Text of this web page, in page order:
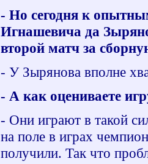
- Но сегодня к
Игнашевича да
второй матч за
- У Зырянова вполне
- А как оцениваете
- Они играют в такой
на поле в играх
получили. Так что